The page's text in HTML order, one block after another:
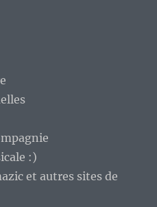
:)
et autres sites de